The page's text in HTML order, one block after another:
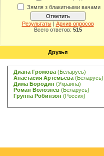
Зямля з блакитными вачами
Результаты| Архив опросов
Всего ответов: 515
Друзья
Диана Громова (Беларусь)
Анастасия Артемьева (Беларусь)
Дима Бородин (Украина)
Роман Волознев (Беларусь)
Группа Робинзон (Россия)